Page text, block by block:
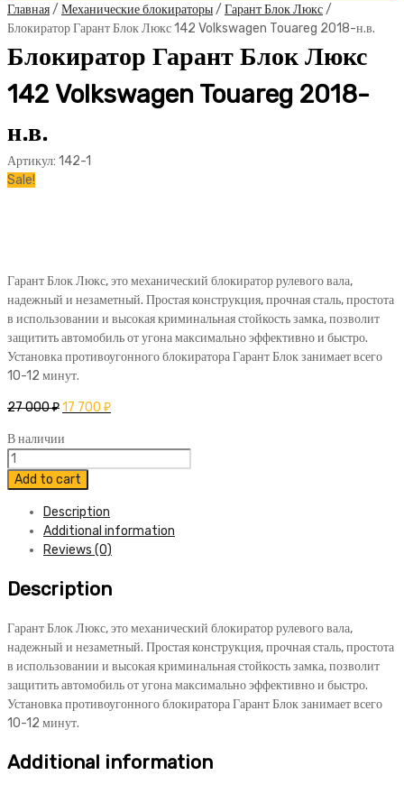
Главная/ Механические блокираторы/ Гарант Блок Люкс/
Блокиратор Гарант Блок Люкс 142 Volkswagen Touareg 2018-н.в.
Блокиратор Гарант Блок Люкс
142 Volkswagen Touareg 2018-
н.в.
Артикул: 142-1
Sale!
Гарант Блок Люкс, это механический блокиратор рулевого вала,
надежный и незаметный. Простая конструкция, прочная сталь, простота
в использовании и высокая криминальная стойкость замка, позволит
защитить автомобиль от угона максимально эффективно и быстро.
Установка противоугонного блокиратора Гарант Блок занимает всего
10-12 минут.
27 000₽17 700 ₽
В наличии
Блокиратор
Гарант
Блок
Люкс
Volkswagen
2018-
quantity
Add to cart
Description
Additional information
Reviews (0)
Description
Гарант Блок Люкс, это механический блокиратор рулевого вала,
надежный и незаметный. Простая конструкция, прочная сталь, простота
в использовании и высокая криминальная стойкость замка, позволит
защитить автомобиль от угона максимально эффективно и быстро.
Установка противоугонного блокиратора Гарант Блок занимает всего
10-12 минут.
Additional information